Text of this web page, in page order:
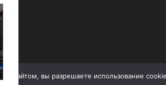
с сайтом, вы разрешаете использование